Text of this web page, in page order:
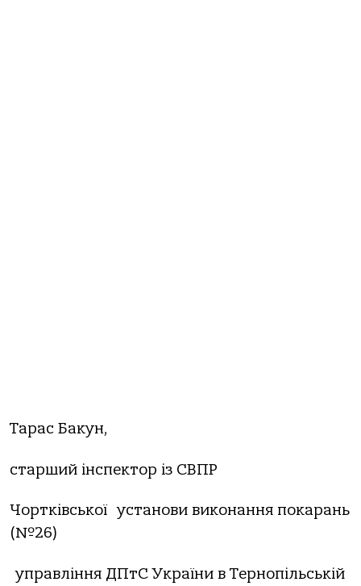
Тарас Бакун,
старший інспектор із СВПР
Чортківської установи виконання покарань
(№26)
управління ДПтС України в Тернопільській